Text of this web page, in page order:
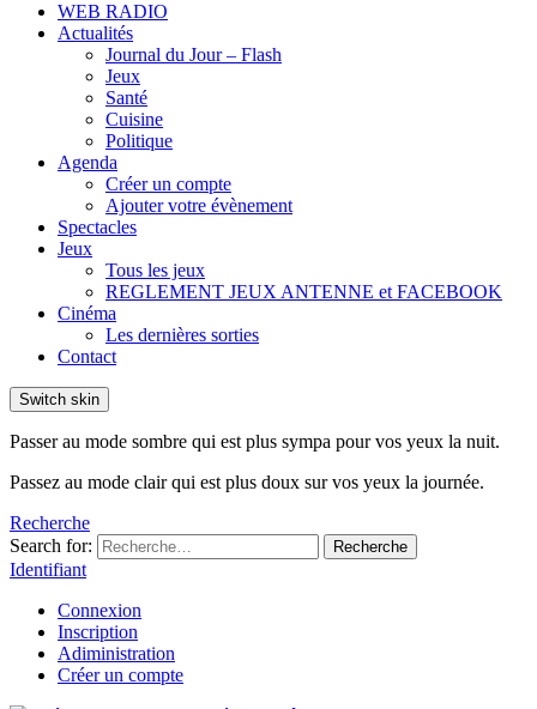
WEB RADIO
Actualités
Journal du Jour – Flash
Jeux
Santé
Cuisine
Politique
Agenda
Créer un compte
Ajouter votre évènement
Spectacles
Jeux
Tous les jeux
REGLEMENT JEUX ANTENNE et FACEBOOK
Cinéma
Les dernières sorties
Contact
Switch skin
Passer au mode sombre qui est plus sympa pour vos yeux la nuit.
Passez au mode clair qui est plus doux sur vos yeux la journée.
Recherche
Search for:
Recherche
Identifiant
Connexion
Inscription
Adiministration
Créer un compte